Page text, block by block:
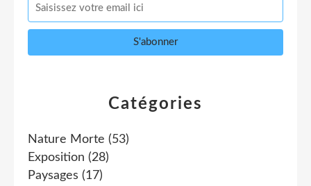
Catégories
Nature Morte (53)
Exposition (28)
Paysages (17)